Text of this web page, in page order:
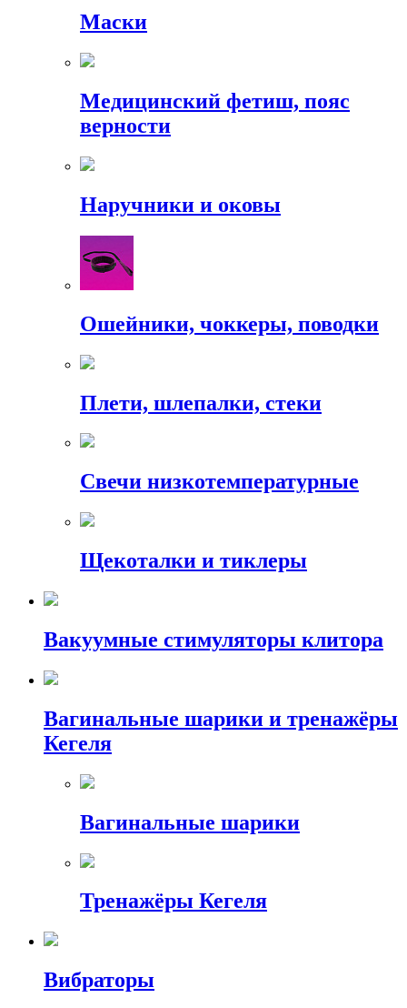
Маски
Медицинский фетиш, пояс
верности
Наручники и оковы
Ошейники, чоккеры, поводки
Плети, шлепалки, стеки
Свечи низкотемпературные
Щекоталки и тиклеры
Вакуумные стимуляторы клитора
Вагинальные шарики и тренажёры
Кегеля
Вагинальные шарики
Тренажёры Кегеля
Вибраторы